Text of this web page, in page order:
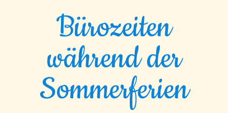
Traumzimmer der
4Arte
Bürozeiten
während der
Sommerferien